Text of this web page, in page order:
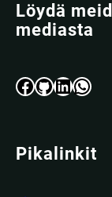
Löydä
mediasta
Facebook GitHub LinkedIn WhatsApp
Pikalinkit